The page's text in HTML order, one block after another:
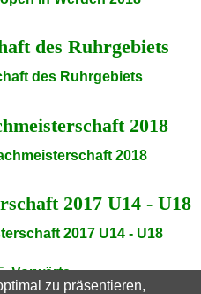
des Ruhrgebiets
2018
2017 U14 - U18
Vorwärts
zu präsentieren,